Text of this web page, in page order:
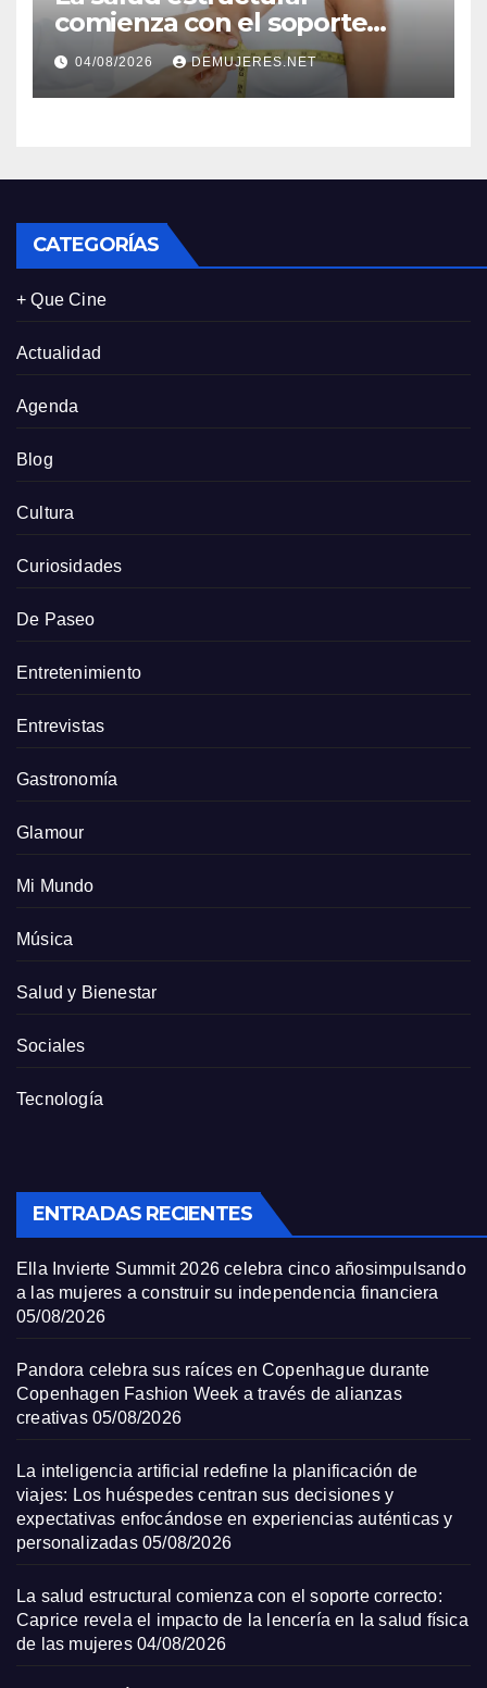
comienza con el soporte
correcto: Caprice revela el
impacto de la lencería en la
salud física de las mujeres
04/08/2026 DEMUJERES.NET
CATEGORÍAS
+ Que Cine
Actualidad
Agenda
Blog
Cultura
Curiosidades
De Paseo
Entretenimiento
Entrevistas
Gastronomía
Glamour
Mi Mundo
Música
Salud y Bienestar
Sociales
Tecnología
ENTRADAS RECIENTES
Ella Invierte Summit 2026 celebra cinco añosimpulsando
a las mujeres a construir su independencia financiera
05/08/2026
Pandora celebra sus raíces en Copenhague durante
Copenhagen Fashion Week a través de alianzas
creativas 05/08/2026
La inteligencia artificial redefine la planificación de
viajes: Los huéspedes centran sus decisiones y
expectativas enfocándose en experiencias auténticas y
personalizadas 05/08/2026
La salud estructural comienza con el soporte correcto:
Caprice revela el impacto de la lencería en la salud física
de las mujeres 04/08/2026